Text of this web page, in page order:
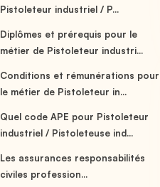
Pistoleteur industriel / P...
Diplômes et prérequis pour le
métier de Pistoleteur industri...
Conditions et rémunérations pour
le métier de Pistoleteur in...
Quel code APE pour Pistoleteur
industriel / Pistoleteuse ind...
Les assurances responsabilités
civiles profession...